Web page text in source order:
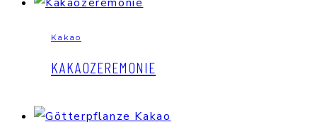
Kakao
KAKAOZEREMONIE